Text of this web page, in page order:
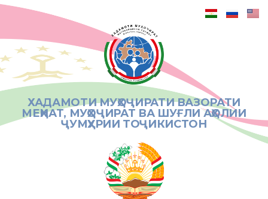
ХАДАМОТИ МУҲОҶИРАТИ ВАЗОРАТИ
МЕҲНАТ, МУҲОҶИРАТ ВА ШУҒЛИ АҲОЛИИ
ҶУМҲУРИИ ТОҶИКИСТОН